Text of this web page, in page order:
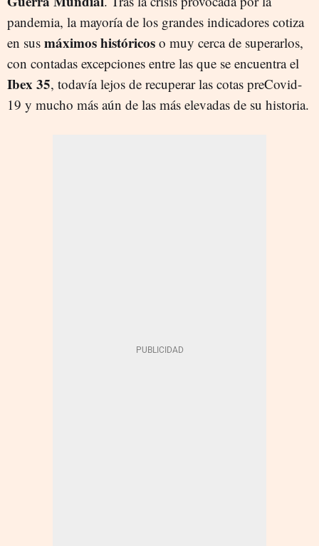
pandemia, la mayoría de los grandes indicadores cotiza
en sus máximos históricos o muy cerca de superarlos,
con contadas excepciones entre las que se encuentra el
Ibex 35, todavía lejos de recuperar las cotas preCovid-
19 y mucho más aún de las más elevadas de su historia.